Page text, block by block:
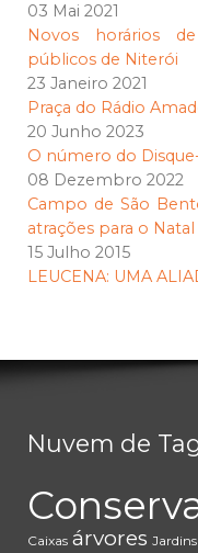
03 Mai 2021
Novos horários
públicos de Niterói
23 Janeiro 2021
Praça do Rádio
20 Junho 2023
O número do
08 Dezembro 2022
Campo de São
atrações para o Natal
15 Julho 2015
LEUCENA: UMA
Nuvem de
Caixas árvores Jardins